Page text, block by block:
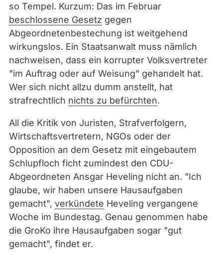
so Tempel. Kurzum: Das im Februar
beschlossene Gesetz gegen
Abgeordnetenbestechung ist weitgehend
wirkungslos. Ein Staatsanwalt muss nämlich
nachweisen, dass ein korrupter Volksvertreter
"im Auftrag oder auf Weisung" gehandelt hat.
Wer sich nicht allzu dumm anstellt, hat
strafrechtlich nichts zu befürchten.
All die Kritik von Juristen, Strafverfolgern,
Wirtschaftsvertretern, NGOs oder der
Opposition an dem Gesetz mit eingebautem
Schlupfloch ficht zumindest den CDU-
Abgeordneten Ansgar Heveling nicht an. "Ich
glaube, wir haben unsere Hausaufgaben
gemacht", verkündete Heveling vergangene
Woche im Bundestag. Genau genommen habe
die GroKo ihre Hausaufgaben sogar "gut
gemacht", findet er.